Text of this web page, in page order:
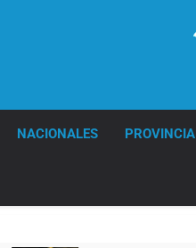
NACIONALES PROVINCIA